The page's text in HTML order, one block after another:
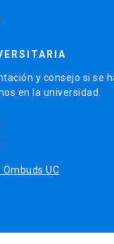
y consejo si se
en la universidad.
Ombuds UC